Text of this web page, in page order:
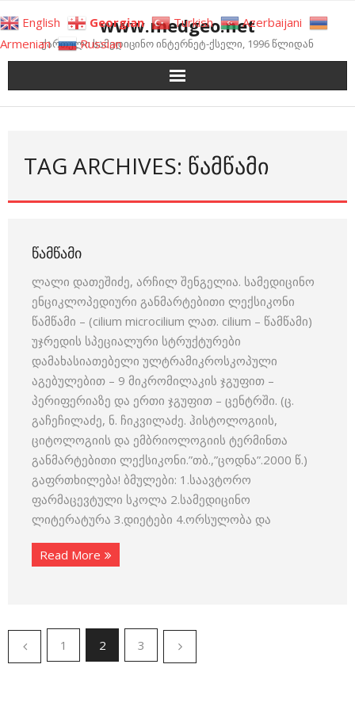
to
content
www.medgeo.net
ქართული სამედიცინო ინტერნეტ-ქსელი, 1996 წლიდან
TAG ARCHIVES: ᲬᲐᲛᲬᲐᲛᲘ
ᲬᲐᲛᲬᲐᲛᲘ
ლალი დათეშიძე, არჩილ შენგელია. სამედიცინო
ენციკლოპედიური განმარტებითი ლექსიკონი
წამწამი – (cilium microcilium ლათ. cilium – წამწამი)
უჯრედის სპეციალური სტრუქტურები
დამახასიათებელი ულტრამიკროსკოპული
აგებულებით – 9 მიკრომილაკის ჯგუფით –
პერიფერიაზე და ერთი ჯგუფით – ცენტრში. (ც.
გაჩეჩილაძე, ნ. ჩიკვილაძე. ჰისტოლოგიის,
ციტოლოგიის და ემბრიოლოგიის ტერმინთა
განმარტებითი ლექსიკონი.”თბ.,”ცოდნა”.2000 წ.)
გაფრთხილება! ბმულები: 1.საავტორო
ფარმაცევტული სკოლა 2.სამედიცინო
ლიტერატურა 3.დიეტები 4.ორსულობა და
Read More
1 2 3
English Georgian Turkish
Azerbaijani
Armenian
Russian